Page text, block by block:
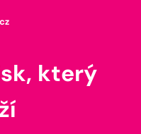
který